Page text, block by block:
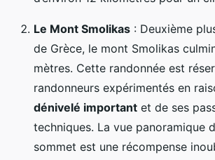
Le Mont Smolikas : Deuxième
de Grèce, le mont Smolikas
mètres. Cette randonnée est
randonneurs expérimentés en
dénivelé important et de ses
techniques. La vue panoramique
sommet est une récompense